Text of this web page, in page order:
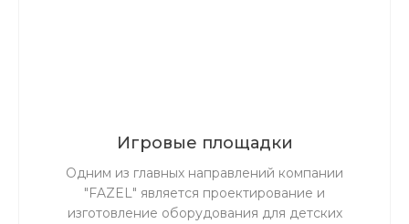
Игровые площадки
Одним из главных направлений компании
"FAZEL" является проектирование и
изготовление оборудования для детских